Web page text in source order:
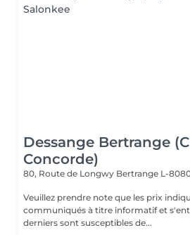
Dessange Bertrange
Concorde)
80, Route de Longwy Bertrange L-
Veuillez prendre note que les prix
communiqués à titre informatif et
derniers sont susceptibles de...